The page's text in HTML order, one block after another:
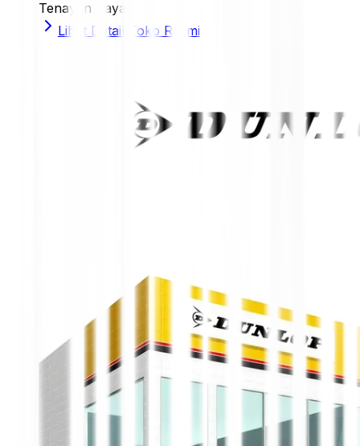
Tenayan Raya
Lihat Detail Toko Resmi